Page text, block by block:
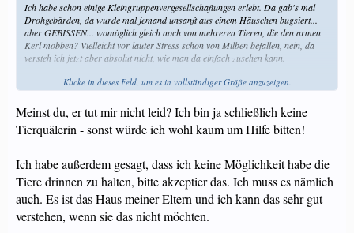
Ich habe schon einige Kleingruppenvergesellschaftungen erlebt. Da gab's mal
Drohgebärden, da wurde mal jemand unsanft aus einem Häuschen bugsiert...
aber GEBISSEN... womöglich gleich noch von mehreren Tieren, die den armen
Kerl mobben? Vielleicht vor lauter Stress schon von Milben befallen, nein, da
versteh ich jetzt aber absolut nicht, wie man da einfach zusehen kann.
Ich kenne zwei Fälle von 2 Weibchen/2 Kasträtli - Konstellation, die
ist infolge einer Behinderung ein Mobbingopfer.
Mir tut der arme, blinde Muiger von ganzem Herzen leid. Spring über Deinen
ab/zurück, Deine Eltern würden sicher auch noch ein halbes Jahr Innenhaltung
überleben, mach irgendwas, aber bitte keine Experimente auf Kosten dieses
kleinen, wehrlosen Kerlis mehr.
Klicke in dieses Feld, um es in vollständiger Größe anzuzeigen.
Meinst du, er tut mir nicht leid? Ich bin ja schließlich keine
Tierquälerin - sonst würde ich wohl kaum um Hilfe bitten!
Ich habe außerdem gesagt, dass ich keine Möglichkeit habe die
Tiere drinnen zu halten, bitte akzeptier das. Ich muss es nämlich
auch. Es ist das Haus meiner Eltern und ich kann das sehr gut
verstehen, wenn sie das nicht möchten.